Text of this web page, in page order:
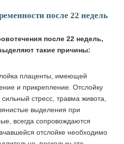
после 22 недель
после 22 недель,
такие причины:
плаценты, имеющей
и прикрепление. Отслойку
стресс, травма живота,
выделения при
всегда сопровождаются
отслойке необходимо